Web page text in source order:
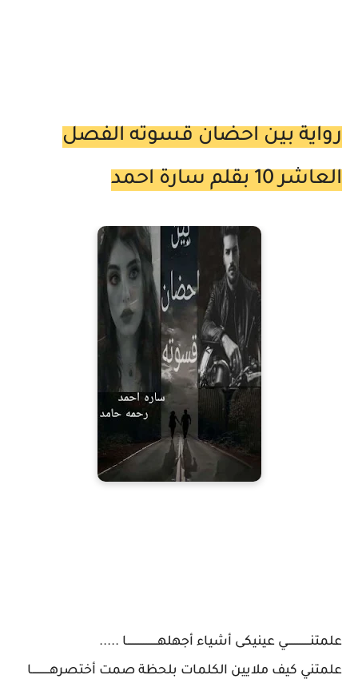
رواية بين احضان قسوته الفصل
العاشر 10 بقلم سارة احمد
علمتنــــــــــــــي عينيكى أشياء أجهلهـــــــــــــــــــا .....
علمتني كيف ملايين الكلمات بلحظة صمت أختصرهـــــــــــا